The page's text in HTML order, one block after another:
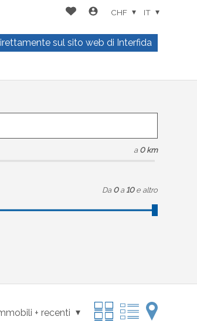
CHF IT
sul sito web di Interfida
a 0 km
Da 0 a 10 e altro
+ recenti